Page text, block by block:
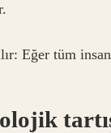
Eğer tüm